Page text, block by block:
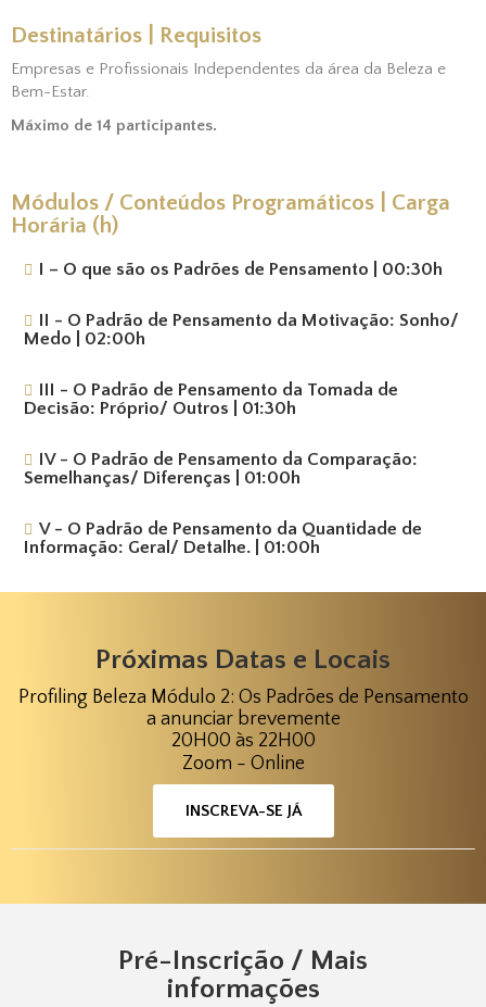
Destinatários | Requisitos
Empresas e Profissionais Independentes da área da Beleza e
Bem-Estar.
Máximo de 14 participantes.
Módulos / Conteúdos Programáticos | Carga
Horária (h)
I – O que são os Padrões de Pensamento | 00:30h
II - O Padrão de Pensamento da Motivação: Sonho/
Medo | 02:00h
III - O Padrão de Pensamento da Tomada de
Decisão: Próprio/ Outros | 01:30h
IV - O Padrão de Pensamento da Comparação:
Semelhanças/ Diferenças | 01:00h
V - O Padrão de Pensamento da Quantidade de
Informação: Geral/ Detalhe. | 01:00h
Próximas Datas e Locais
Profiling Beleza Módulo 2: Os Padrões de Pensamento
a anunciar brevemente
20H00 às 22H00
Zoom - Online
INSCREVA-SE JÁ
Pré-Inscrição / Mais
informações